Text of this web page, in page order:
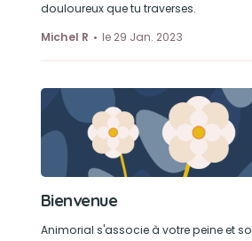
douloureux que tu traverses.
Michel R
le 29 Jan. 2023
Bienvenue
Animorial s'associe à votre peine et